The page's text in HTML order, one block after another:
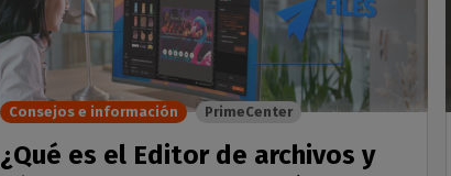
¿Qué es el Editor de archivos y
Consejos e información PrimeCenter